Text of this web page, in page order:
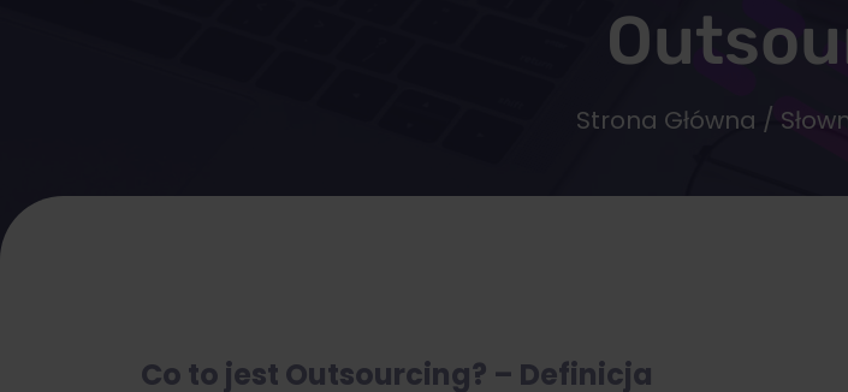
Strona Główna /
Co to jest Outsourcing? – Definicja